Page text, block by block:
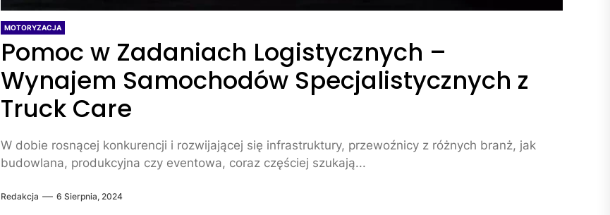
MOTORYZACJA
Pomoc w Zadaniach Logistycznych –
Wynajem Samochodów Specjalistycznych z
Truck Care
W dobie rosnącej konkurencji i rozwijającej się infrastruktury, przewoźnicy z różnych branż, jak
budowlana, produkcyjna czy eventowa, coraz częściej szukają...
Redakcja 6 Sierpnia, 2024